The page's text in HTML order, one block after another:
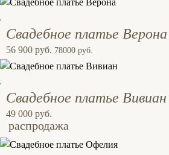
Свадебное платье Верона
56 900 руб. 78000 руб.
Свадебное платье Вивиан
49 000 руб.
распродажа